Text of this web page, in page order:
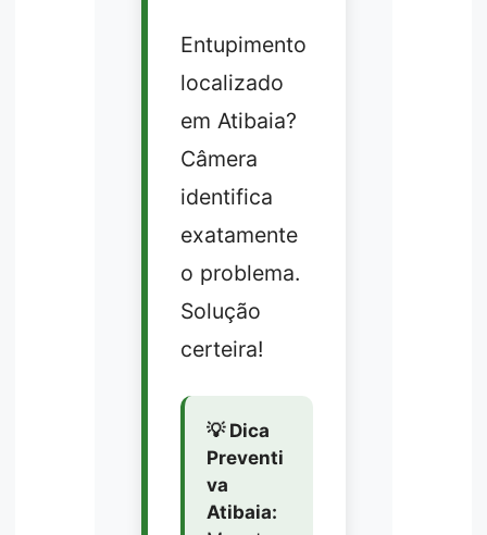
Entupimento
localizado
em Atibaia?
Câmera
identifica
exatamente
o problema.
Solução
certeira!
💡 Dica
Preventi
va
Atibaia: